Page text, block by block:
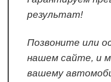
результат!
Позвоните или
нашем сайте, и
вашему